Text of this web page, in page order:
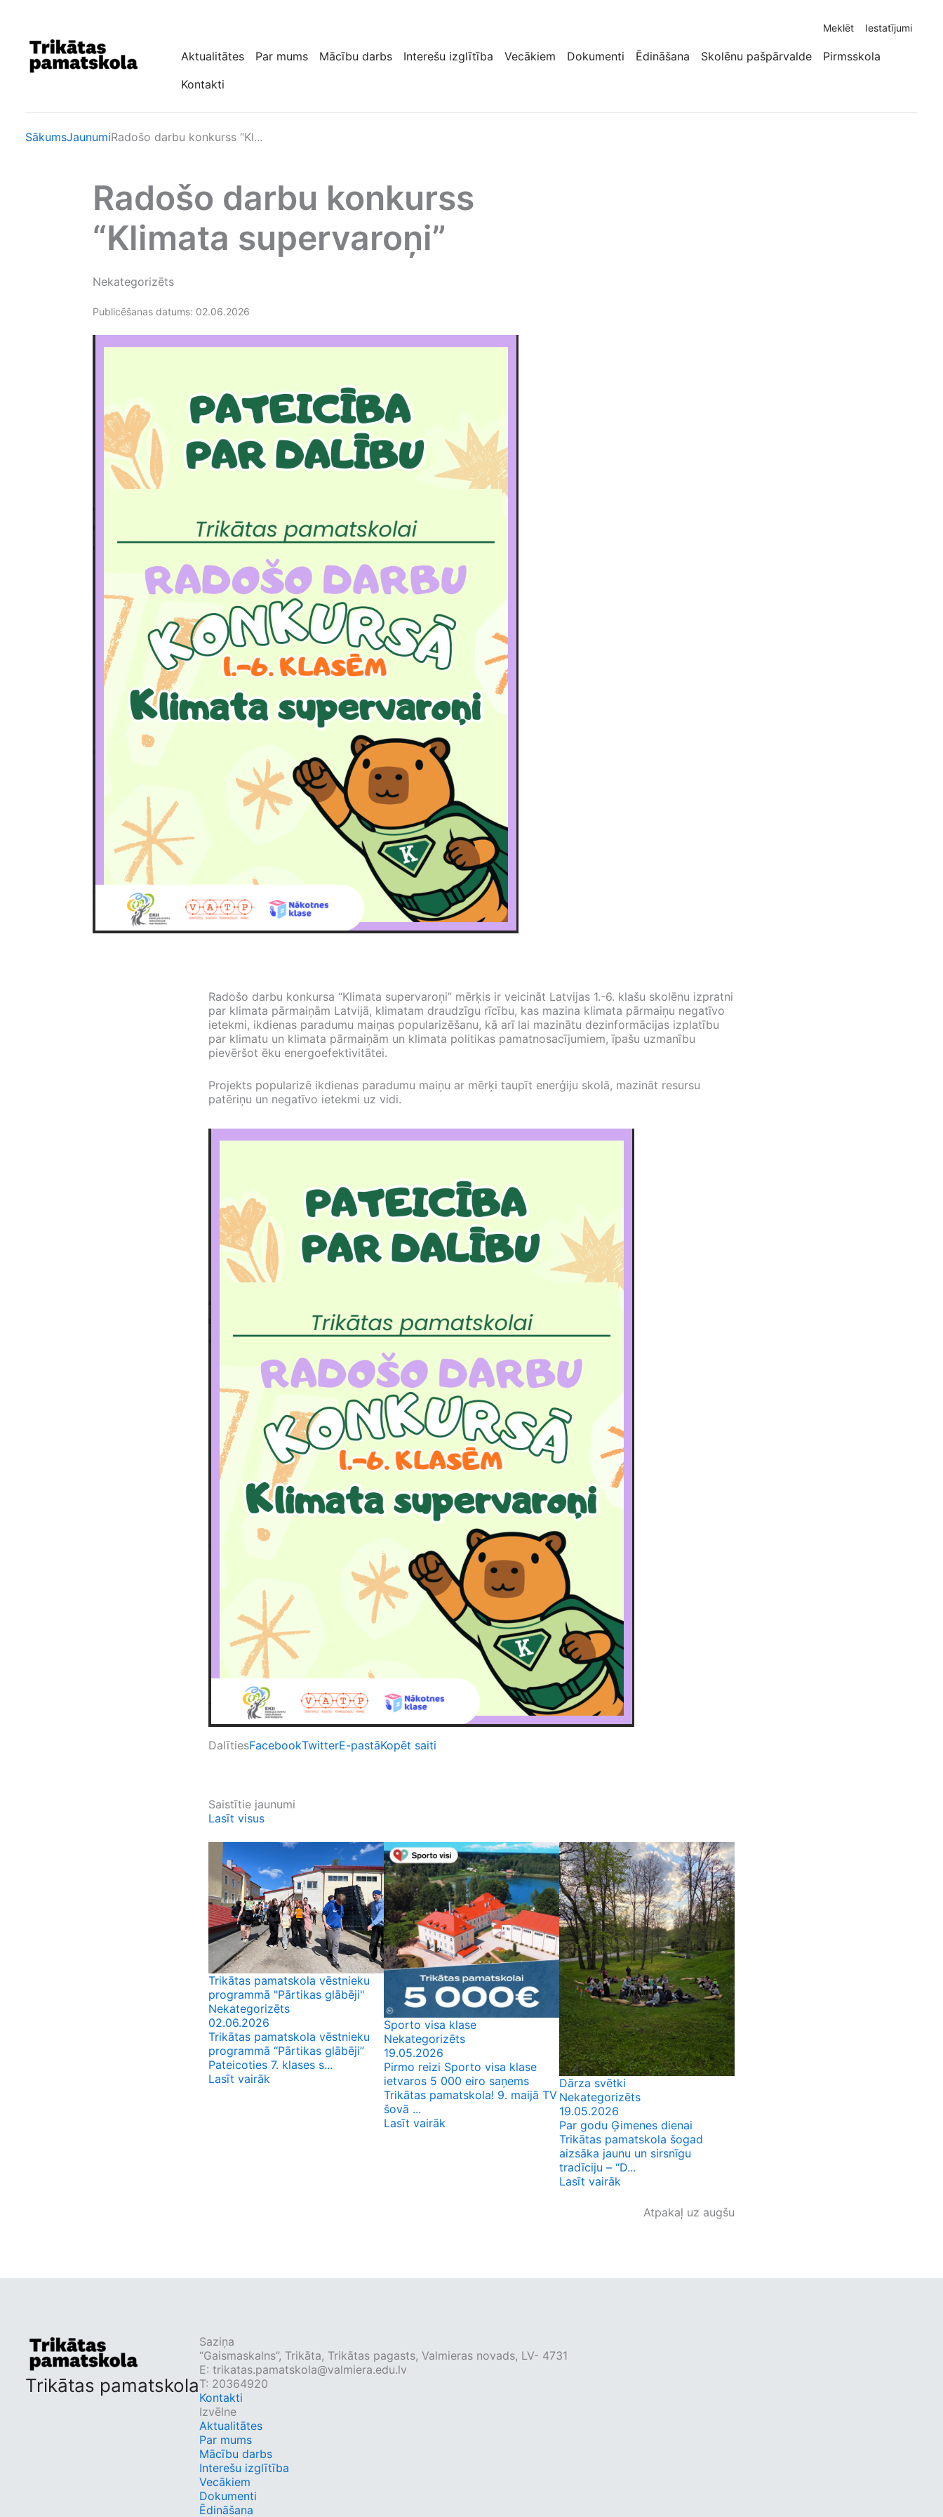
Meklēt Iestatījumi
Aktualitātes Par mums Mācību darbs Interešu izglītība Vecākiem Dokumenti Ēdināšana Skolēnu pašpārvalde
Pirmsskola
Kontakti
SākumsJaunumiRadošo darbu konkurss “Kl...
Radošo darbu konkurss
“Klimata supervaroņi”
Nekategorizēts
Publicēšanas datums: 02.06.2026
Radošo darbu konkursa “Klimata supervaroņi” mērķis ir veicināt Latvijas 1.-6. klašu skolēnu izpratni
par klimata pārmaiņām Latvijā, klimatam draudzīgu rīcību, kas mazina klimata pārmaiņu negatīvo
ietekmi, ikdienas paradumu maiņas popularizēšanu, kā arī lai mazinātu dezinformācijas izplatību
par klimatu un klimata pārmaiņām un klimata politikas pamatnosacījumiem, īpašu uzmanību
pievēršot ēku energoefektivitātei.
Projekts popularizē ikdienas paradumu maiņu ar mērķi taupīt enerģiju skolā, mazināt resursu
patēriņu un negatīvo ietekmi uz vidi.
DalītiesFacebookTwitterE-pastāKopēt saiti
Saistītie jaunumi
Lasīt visus
Trikātas pamatskola vēstnieku
programmā "Pārtikas glābēji"
Nekategorizēts
02.06.2026
Trikātas pamatskola vēstnieku
programmā “Pārtikas glābēji”
Pateicoties 7. klases s...
Lasīt vairāk
Sporto visa klase
Nekategorizēts
19.05.2026
Pirmo reizi Sporto visa klase
ietvaros 5 000 eiro saņems
Trikātas pamatskola! 9. maijā TV
šovā ...
Lasīt vairāk
Dārza svētki
Nekategorizēts
19.05.2026
Par godu Ģimenes dienai
Trikātas pamatskola šogad
aizsāka jaunu un sirsnīgu
tradīciju – “D...
Lasīt vairāk
Atpakaļ uz augšu
Trikātas pamatskola
Saziņa
“Gaismaskalns”, Trikāta, Trikātas pagasts, Valmieras novads, LV- 4731
E: trikatas.pamatskola@valmiera.edu.lv
T: 20364920
Kontakti
Izvēlne
Aktualitātes
Par mums
Mācību darbs
Interešu izglītība
Vecākiem
Dokumenti
Ēdināšana